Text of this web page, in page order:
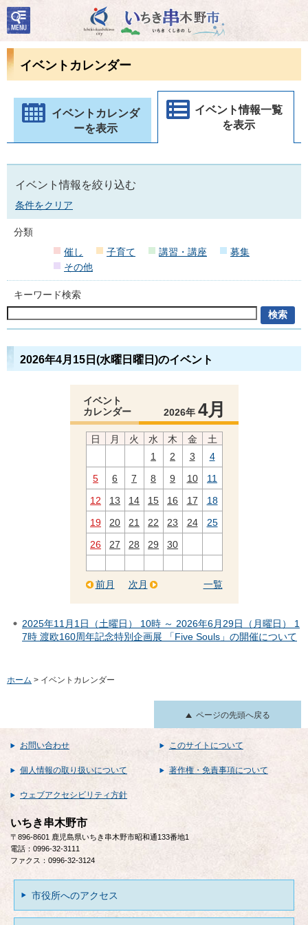
いちき串木野市
検
索・
共通
ューイベントカレンダー
イベントカレンダ
ーを表示
イベント情報一覧
を表示
イベント情報を絞り込む
条件をクリア
分類
催し
子育て 講習・講座
募集
その他
キーワード検索
2026年4月15日(水曜日曜日)のイベント
イベント
カレンダー
2026年 4月
日 月 火 水 木 金
土
1
2 3
4
5
6 7 8 9 10
11
12
13 14 15 16 17
18
19
20 21 22 23 24
25
26
27 28 29 30
前月 一覧
次月
2025年11月1日（土曜日） 10時 ～ 2026年6月29日（月曜日） 1
7時 渡欧160周年記念特別企画展 「Five Souls」の開催について
ホーム > イベントカレンダー
ページの先頭へ戻る
お問い合わせ このサイトについて
個人情報の取り扱いについて 著作権・免責事項について
ウェブアクセシビリティ方針
いちき串木野市
〒896-8601 鹿児島県いちき串木野市昭和通133番地1
電話：0996-32-3111
ファクス：0996-32-3124
市役所へのアクセス